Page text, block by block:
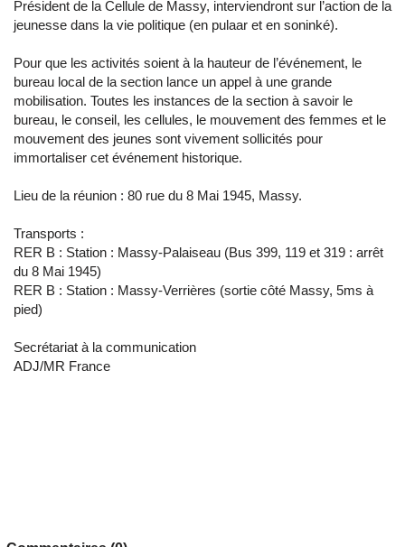
Président de la Cellule de Massy, interviendront sur l’action de la
jeunesse dans la vie politique (en pulaar et en soninké).
Pour que les activités soient à la hauteur de l’événement, le
bureau local de la section lance un appel à une grande
mobilisation. Toutes les instances de la section à savoir le
bureau, le conseil, les cellules, le mouvement des femmes et le
mouvement des jeunes sont vivement sollicités pour
immortaliser cet événement historique.
Lieu de la réunion : 80 rue du 8 Mai 1945, Massy.
Transports :
RER B : Station : Massy-Palaiseau (Bus 399, 119 et 319 : arrêt
du 8 Mai 1945)
RER B : Station : Massy-Verrières (sortie côté Massy, 5ms à
pied)
Secrétariat à la communication
ADJ/MR France